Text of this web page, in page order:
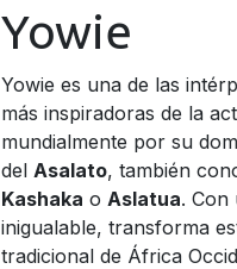
Yowie
Yowie es una de las
más inspiradoras de la
mundialmente por su
del Asalato, también
Kashaka o Aslatua. Con
inigualable, transforma
tradicional de África